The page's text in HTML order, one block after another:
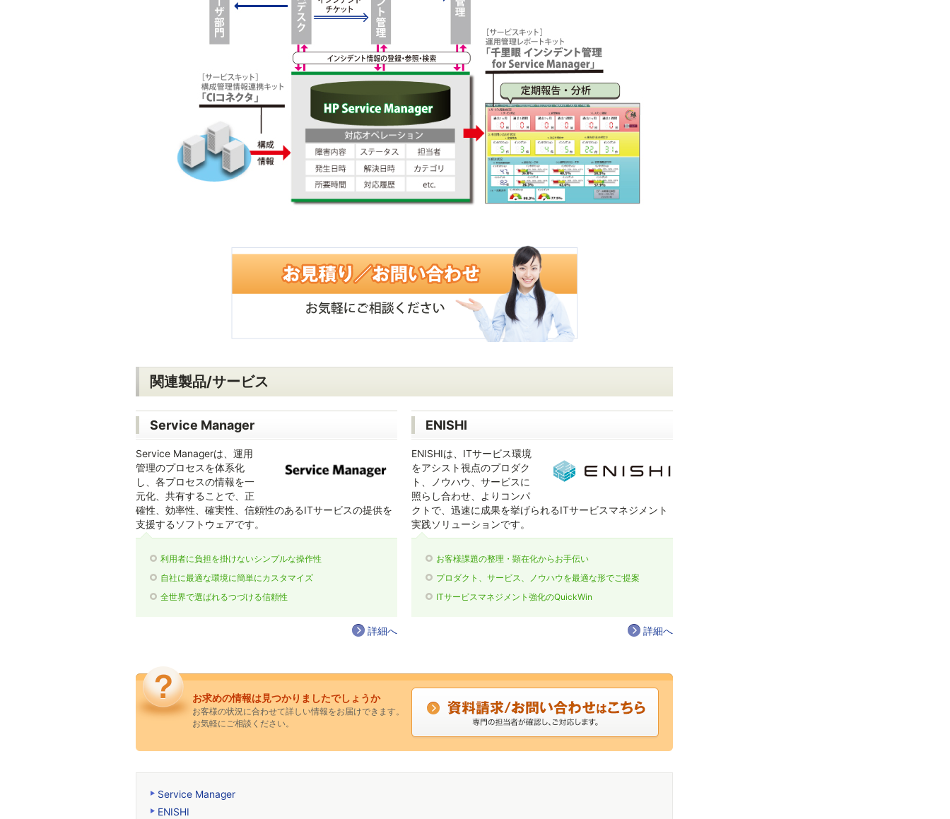
関連製品/サービス
Service Manager
Service Managerは、運用
管理のプロセスを体系化
し、各プロセスの情報を一
元化、共有することで、正
確性、効率性、確実性、信頼性のあるITサービスの提供を
支援するソフトウェアです。
利用者に負担を掛けないシンプルな操作性
自社に最適な環境に簡単にカスタマイズ
全世界で選ばれるつづける信頼性
詳細へ
ENISHI
ENISHIは、ITサービス環境
をアシスト視点のプロダク
ト、ノウハウ、サービスに
照らし合わせ、よりコンパ
クトで、迅速に成果を挙げられるITサービスマネジメント
実践ソリューションです。
お客様課題の整理・顕在化からお手伝い
プロダクト、サービス、ノウハウを最適な形でご提案
ITサービスマネジメント強化のQuickWin
詳細へ
お求めの情報は見つかりましたでしょうか
お客様の状況に合わせて詳しい情報をお届けできます。
お気軽にご相談ください。
Service Manager
ENISHI